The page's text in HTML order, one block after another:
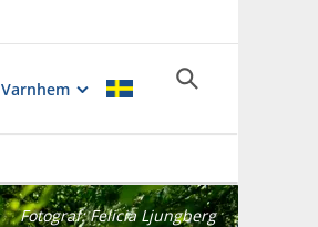
Varnhem
Fotograf:Felicia Ljungberg